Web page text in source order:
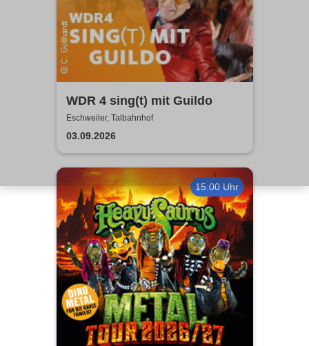
WDR 4 sing(t) mit Guildo
Eschweiler, Talbahnhof
03.09.2026
15:00 Uhr